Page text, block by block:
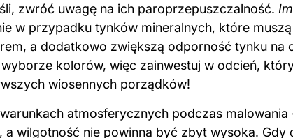
zwróć uwagę na ich paroprzepuszczalność.
w przypadku tynków mineralnych, które muszą
a dodatkowo zwiększą odporność tynku na
kolorów, więc zainwestuj w odcień,
wiosennych porządków!
atmosferycznych podczas malowania
, a wilgotność nie powinna być zbyt wysoka. Gdy